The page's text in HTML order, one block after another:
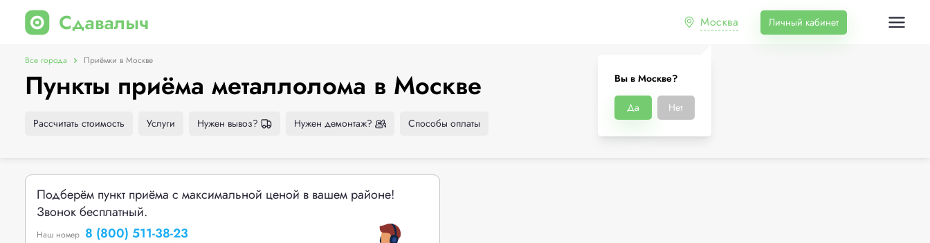
Москва
Вы в Москве?
Да Нет
Личный кабинет
Все города Приёмки в Москве
Пункты приёма металлолома в Москве
Рассчитать стоимость Услуги Нужен вывоз? Нужен демонтаж? Способы оплаты
Подберём пункт приёма с максимальной ценой в вашем районе!
Звонок бесплатный.
Наш номер 8 (800) 511-38-23